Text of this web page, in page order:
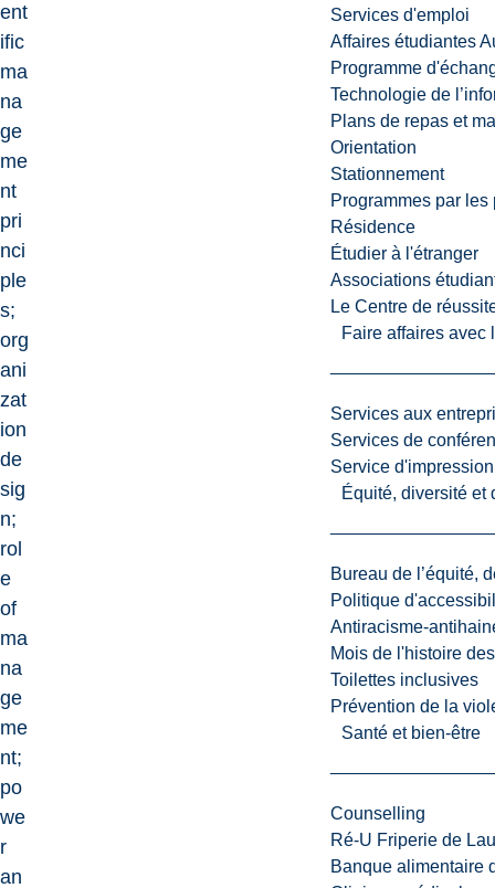
Services d'emploi
Affaires étudiantes
Programme
Technologie de
Plans de repas et
Orientation
Stationnement
Programmes par les
Résidence
Étudier à l'étranger
Associations
Le Centre de
Faire affaires avec
Services aux
Services de
Service d'impression
Équité, diversité et
Bureau de l’équité,
Politique
Antiracisme-
Mois de l'histoire
Toilettes inclusives
Prévention de la
Santé et bien-être
Counselling
Ré-U Friperie de
Banque alimentaire
ent
ific
ma
na
ge
me
nt
pri
nci
ple
s;
org
ani
zat
ion
de
sig
n;
rol
e
of
ma
na
ge
me
nt;
po
we
r
an